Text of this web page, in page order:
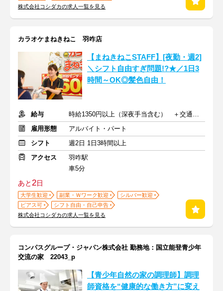
株式会社コシダカの求人一覧を見る
カラオケまねきねこ 羽咋店
【まねきねこSTAFF】[夜勤・週2]
＼シフト自由すぎ問題!?★／1日3
時間～OK◎髪色自由！
給与
時給1350円以上（深夜手当含む） ＋交通費支給
雇用形態
アルバイト・パート
シフト
週2日 1日3時間以上
アクセス
羽咋駅
車5分
あと2日
大学生歓迎 副業・Ｗワーク歓迎
シルバー歓迎
ピアス可
シフト自由・自己申告
株式会社コシダカの求人一覧を見る
コンパスグループ・ジャパン株式会社 勤務地：国立能登青少年
交流の家 22043_p
【青少年自然の家の調理師】調理
師資格を“健康的な働き方”に変え